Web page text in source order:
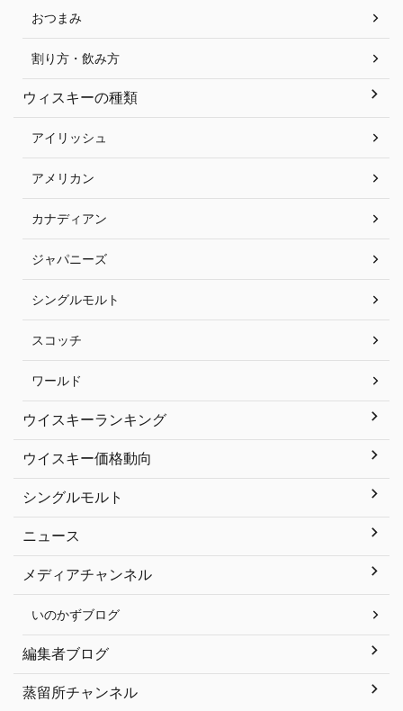
おつまみ
割り方・飲み方
ウィスキーの種類
アイリッシュ
アメリカン
カナディアン
ジャパニーズ
シングルモルト
スコッチ
ワールド
ウイスキーランキング
ウイスキー価格動向
シングルモルト
ニュース
メディアチャンネル
いのかずブログ
編集者ブログ
蒸留所チャンネル